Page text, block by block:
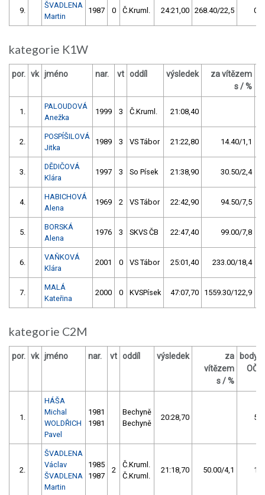
9.
ŠVADLENA
Martin
1987 0 Č.Kruml. 24:21,00 268.40/22,5 0
kategorie K1W
por. vk jméno nar. vt oddíl výsledek
za vítězem
s / %
1.
PALOUDOVÁ
Anežka
1999 3 Č.Kruml. 21:08,40
2.
POSPÍŠILOVÁ
Jitka
1989 3 VS Tábor 21:22,80 14.40/1,1
3.
DĚDIČOVÁ
Klára
1997 3 So Písek 21:38,90 30.50/2,4
4.
HABICHOVÁ
Alena
1969 2 VS Tábor 22:42,90 94.50/7,5
5.
BORSKÁ
Alena
1976 3 SKVS ČB 22:47,40 99.00/7,8
6.
VAŇKOVÁ
Klára
2001 0 VS Tábor 25:01,40 233.00/18,4
7.
MALÁ
Kateřina
2000 0 KVSPísek 47:07,70 1559.30/122,9
kategorie C2M
por. vk jméno nar. vt oddíl výsledek
za
vítězem
s / %
body
OČ
1.
HÁŠA
Michal
WOLDŘICH
Pavel
1981
1981
Bechyně
Bechyně
20:28,70 5
2.
ŠVADLENA
Václav
ŠVADLENA
Martin
1985
1987
2
Č.Kruml.
Č.Kruml.
21:18,70 50.00/4,1 1